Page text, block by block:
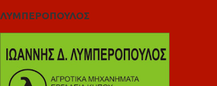
ΛΥΜΠΕΡΟΠΟΥΛΟΣ